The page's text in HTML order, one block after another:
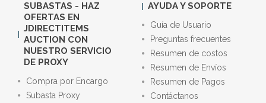
SUBASTAS - HAZ
OFERTAS EN
JDIRECTITEMS
AUCTION CON
NUESTRO SERVICIO
DE PROXY
Compra por Encargo
Subasta Proxy
AYUDA Y SOPORTE
Guía de Usuario
Preguntas frecuentes
Resumen de costos
Resumen de Envíos
Resumen de Pagos
Contáctanos